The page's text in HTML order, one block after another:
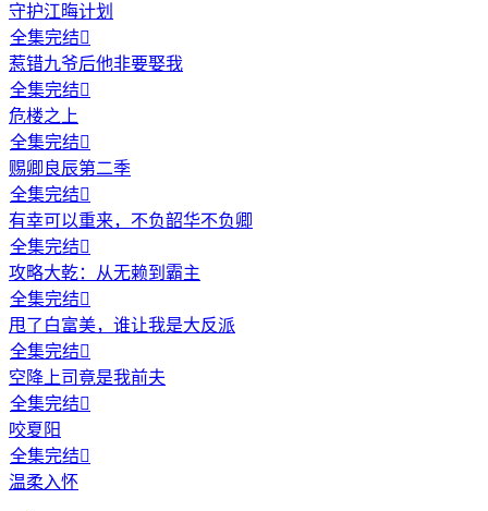
守护江晦计划
全集完结
惹错九爷后他非要娶我
全集完结
危楼之上
全集完结
赐卿良辰第二季
全集完结
有幸可以重来，不负韶华不负卿
全集完结
攻略大乾：从无赖到霸主
全集完结
甩了白富美，谁让我是大反派
全集完结
空降上司竟是我前夫
全集完结
咬夏阳
全集完结
温柔入怀